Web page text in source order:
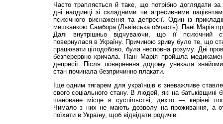
Часто трапляється й таке, що потрібно доглядати
дні наодинці зі складними чи агресивними
психічного виснаження та депресії. Один із
мешканкою Самбора (Львів­ська область). Пані Марія
Далі внутрішньо відчуваючи, що її психічний
повернулася в Україну. Причиною зриву було те, що
працювати цілодобово, була несповна розуму. Дні
безперервно кричала. Пані Марія пройшла
депресії. Після повернення додому уникала
стан починала безпричинно плакати.
Іще одним тягарем для українців є зневажливе
свого соціального стану. В людей, які на
шановане місце в суспільстві, дехто — керівні
Чимало з них не мають дозволу на проживання, а
поїхати в Україну, щоб відвідати родичів.